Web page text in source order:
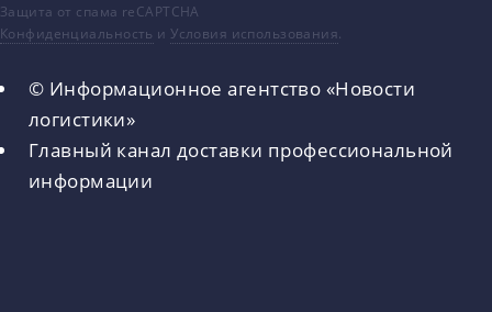
Защита от спама reCAPTCHA
Конфиденциальность иУсловия использования.
© Информационное агентство «Новости
логистики»
Главный канал доставки профессиональной
информации